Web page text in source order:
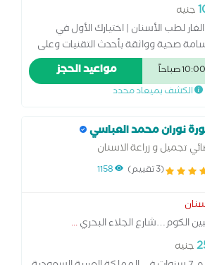
جنيه
لطب الأسنان | اختيارك الأول في
صحية وواثقة بأحدث التقنيات وعلى
مع تشخيص دقيق واهتمام براحة كل
| تقويم | تجميل | علاج العصب | التركيبات
مواعيد الحجز
الكشف بميعاد محدد
نوران محمد العباسي
تجميل و زراعة الاسنان
(3 تقييم) 1158
الكوم…شارع الجلاء البحري...
جنيه